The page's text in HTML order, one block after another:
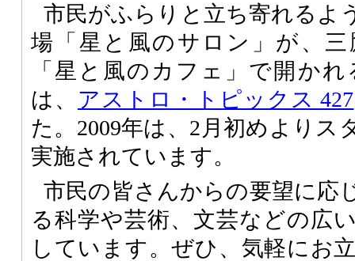
市民がふらりと立ち寄れるよ
場「星と風のサロン」が、
「星と風のカフェ」で開か
は、 アストロ・トピックス 427
た。2009年は、2月初めよりス
実施されています。
市民の皆さんからの要望に応
る科学や芸術、文芸などの広
しています。ぜひ、気軽にお